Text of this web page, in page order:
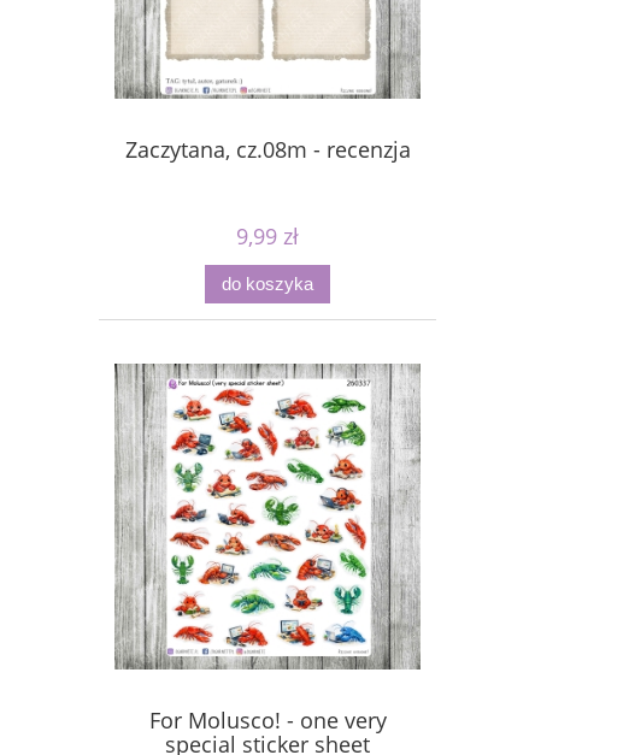
Zaczytana, cz.08m - recenzja
9,99 zł
do koszyka
For Molusco! - one very
special sticker sheet